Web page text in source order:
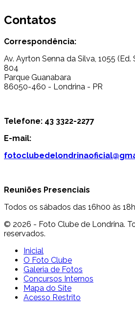
Contatos
Correspondência:
Av. Ayrton Senna da Silva, 1055
804
Parque Guanabara
86050-460 - Londrina - PR
Telefone: 43 3322-2277
E-mail:
Reuniões Presenciais
Todos os sábados das 16h00 às
© 2026 - Foto Clube de Londrina.
reservados.
Inicial
O Foto Clube
Galeria de Fotos
Concursos Internos
Mapa do Site
Acesso Restrito